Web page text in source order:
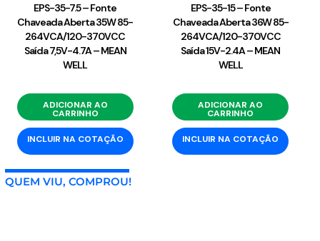
EPS-35-7.5 – Fonte
Chaveada Aberta 35W 85-
264VCA/120-370VCC
Saída 7,5V-4.7A – MEAN
WELL
ADICIONAR AO
CARRINHO
INCLUIR NA COTAÇÃO
EPS-35-15 – Fonte
Chaveada Aberta 36W 85-
264VCA/120-370VCC
Saída 15V-2.4A – MEAN
WELL
ADICIONAR AO
CARRINHO
INCLUIR NA COTAÇÃO
QUEM VIU, COMPROU!